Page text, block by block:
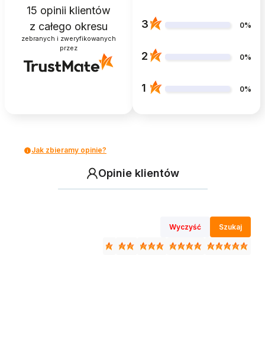
15 opinii klientów
z całego okresu
zebranych i zweryfikowanych
przez
3 0%
2 0%
1 0%
Jak zbieramy opinie?
Opinie klientów
Wyczyść Szukaj